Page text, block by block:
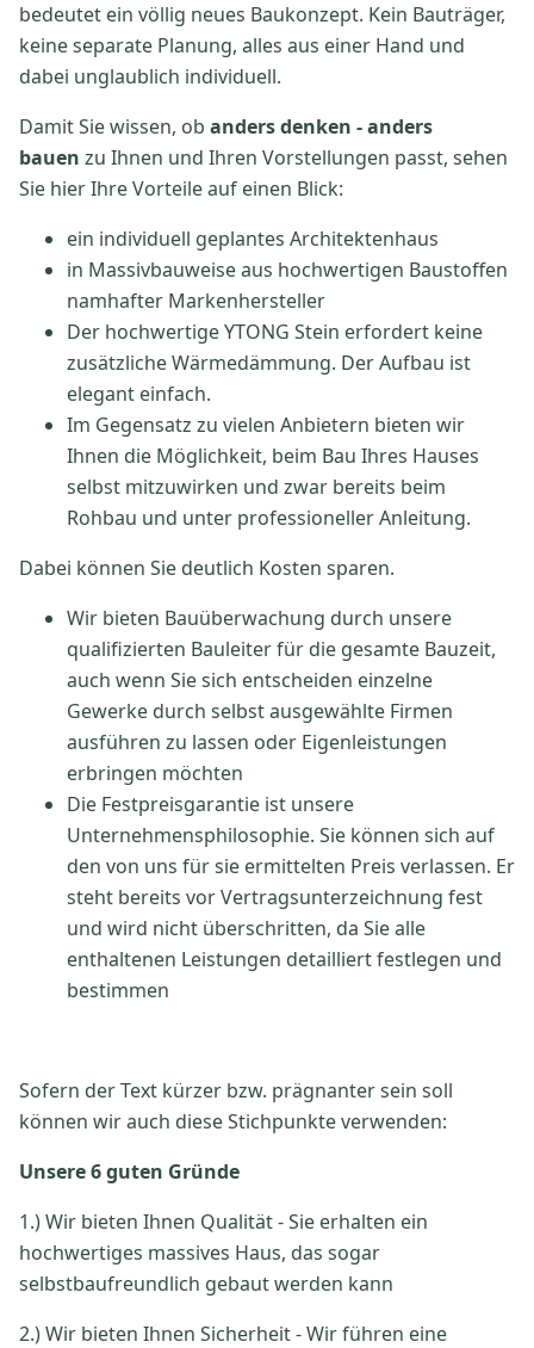
bedeutet ein völlig neues Baukonzept. Kein Bauträger,
keine separate Planung, alles aus einer Hand und
dabei unglaublich individuell.
Damit Sie wissen, ob anders denken - anders
bauen zu Ihnen und Ihren Vorstellungen passt, sehen
Sie hier Ihre Vorteile auf einen Blick:
ein individuell geplantes Architektenhaus
in Massivbauweise aus hochwertigen Baustoffen
namhafter Markenhersteller
Der hochwertige YTONG Stein erfordert keine
zusätzliche Wärmedämmung. Der Aufbau ist
elegant einfach.
Im Gegensatz zu vielen Anbietern bieten wir
Ihnen die Möglichkeit, beim Bau Ihres Hauses
selbst mitzuwirken und zwar bereits beim
Rohbau und unter professioneller Anleitung.
Dabei können Sie deutlich Kosten sparen.
Wir bieten Bauüberwachung durch unsere
qualifizierten Bauleiter für die gesamte Bauzeit,
auch wenn Sie sich entscheiden einzelne
Gewerke durch selbst ausgewählte Firmen
ausführen zu lassen oder Eigenleistungen
erbringen möchten
Die Festpreisgarantie ist unsere
Unternehmensphilosophie. Sie können sich auf
den von uns für sie ermittelten Preis verlassen. Er
steht bereits vor Vertragsunterzeichnung fest
und wird nicht überschritten, da Sie alle
enthaltenen Leistungen detailliert festlegen und
bestimmen
Sofern der Text kürzer bzw. prägnanter sein soll
können wir auch diese Stichpunkte verwenden:
Unsere 6 guten Gründe
1.) Wir bieten Ihnen Qualität - Sie erhalten ein
hochwertiges massives Haus, das sogar
selbstbaufreundlich gebaut werden kann
2.) Wir bieten Ihnen Sicherheit - Wir führen eine